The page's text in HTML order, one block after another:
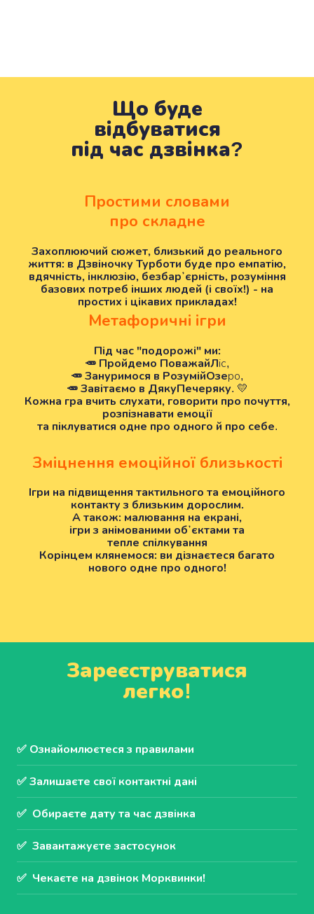
Що буде
відбуватися
під час дзвінка?
Простими словами
про складне
Захоплюючий сюжет, близький до реального
життя: в Дзвіночку Турботи буде про емпатію,
вдячність, інклюзію, безбарʼєрність, розуміння
базових потреб інших людей (і своїх!) - на
простих і цікавих прикладах!
Метафоричні ігри
Під час "подорожі" ми:
🥕 Пройдемо ПоважайЛіс,
🥕 Зануримося в РозумійОзеро,
🥕 Завітаємо в ДякуПечеряку. 💛
Кожна гра вчить слухати, говорити про почуття,
розпізнавати емоції
та піклуватися одне про одного й про себе.
Зміцнення емоційної близькості
Ігри на підвищення тактильного та емоційного
контакту з близьким дорослим.
А також: малювання на екрані,
ігри з анімованими обʼєктами та
тепле спілкування
Корінцем клянемося: ви дізнаєтеся багато
нового одне про одного!
Зареєструватися
легко!
✅ Ознайомлюєтеся з правилами
✅ Залишаєте свої контактні дані
✅  Обираєте дату та час дзвінка
✅  Завантажуєте застосунок
✅  Чекаєте на дзвінок Морквинки!